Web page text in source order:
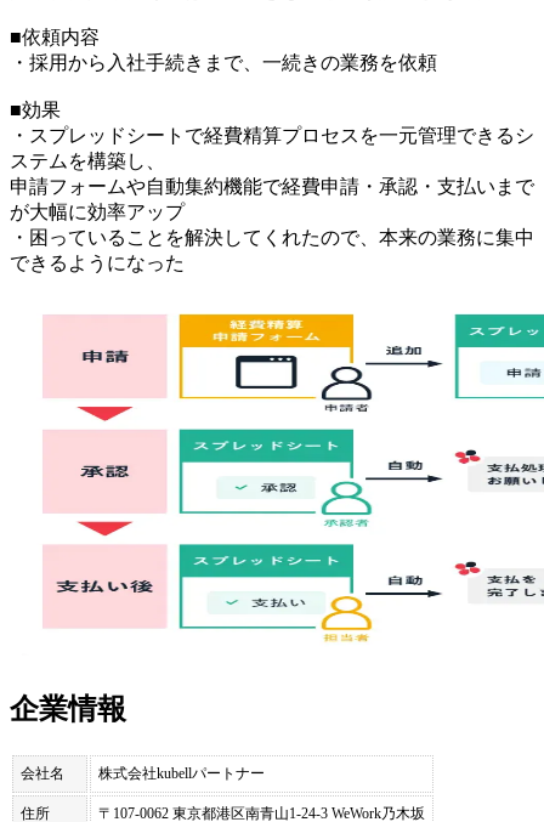
■依頼内容
・採用から入社手続きまで、一続きの業務を依頼
■効果
・スプレッドシートで経費精算プロセスを一元管理できるシ
ステムを構築し、
申請フォームや自動集約機能で経費申請・承認・支払いまで
が大幅に効率アップ
・困っていることを解決してくれたので、本来の業務に集中
できるようになった
企業情報
会社名 株式会社kubellパートナー
住所 〒107-0062 東京都港区南青山1-24-3 WeWork乃木坂